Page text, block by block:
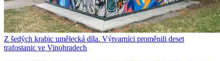
Z šedých krabic umělecká díla. Výtvarníci proměnili deset
trafostanic ve Vinohradech